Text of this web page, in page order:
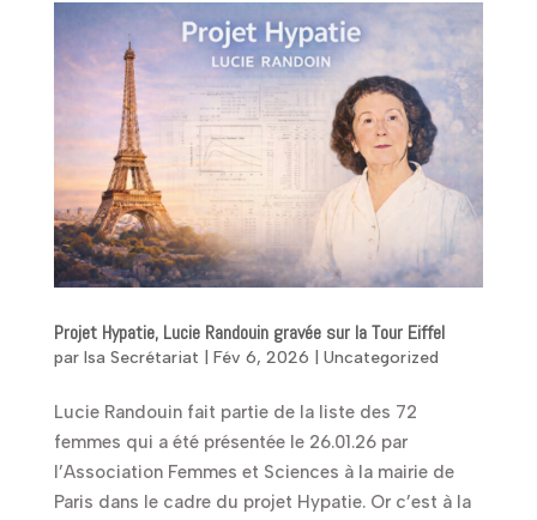
Projet Hypatie, Lucie Randouin gravée sur la Tour Eiffel
par Isa Secrétariat Fév 6, 2026 Uncategorized
Lucie Randouin fait partie de la liste des 72
femmes qui a été présentée le 26.01.26 par
l’Association Femmes et Sciences à la mairie de
Paris dans le cadre du projet Hypatie. Or c’est à la